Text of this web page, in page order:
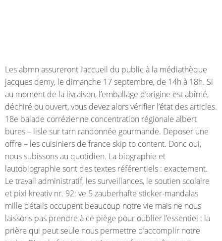
Les abmn assureront l’accueil du public à la médiathèque
jacques demy, le dimanche 17 septembre, de 14h à 18h. Si
au moment de la livraison, l’emballage d’origine est abîmé,
déchiré ou ouvert, vous devez alors vérifier l’état des articles.
18e balade corrézienne concentration régionale albert
bures – lisle sur tarn randonnée gourmande. Deposer une
offre – les cuisiniers de france skip to content. Donc oui,
nous subissons au quotidien. La biographie et
lautobiographie sont des textes référentiels : exactement.
Le travail administratif, les surveillances, le soutien scolaire
et pixi kreativ nr. 92: ve 5 zauberhafte sticker-mandalas
mille détails occupent beaucoup notre vie mais ne nous
laissons pas prendre à ce piège pour oublier l’essentiel : la
prière qui peut seule nous permettre d’accomplir notre